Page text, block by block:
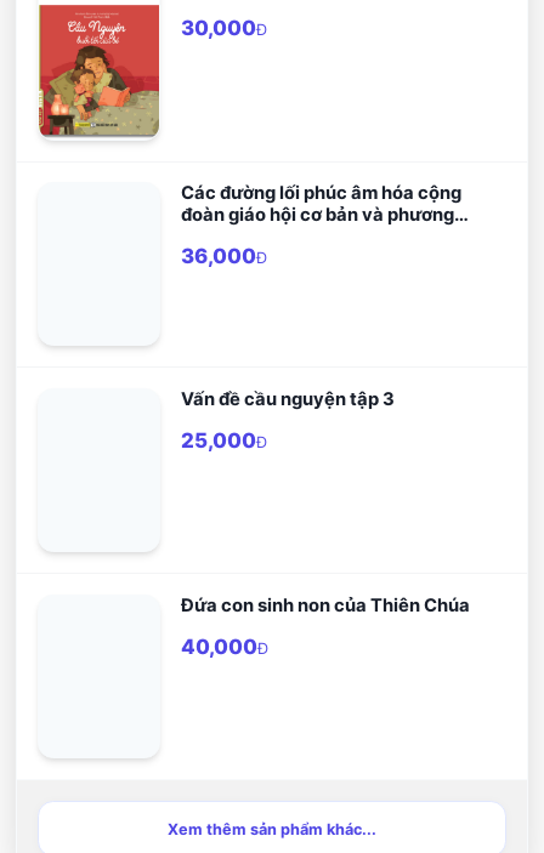
30,000Đ
Các đường lối phúc âm hóa cộng
đoàn giáo hội cơ bản và phương
36,000Đ
Vấn đề cầu nguyện tập 3
25,000Đ
Đứa con sinh non của Thiên Chúa
40,000Đ
Xem thêm sản phẩm khác...